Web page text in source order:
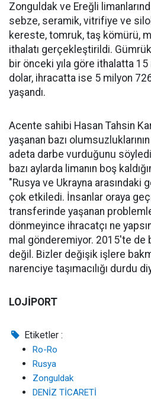
Zonguldak ve Ereğli
sebze, seramik, vitrifiye ve
kereste, tomruk, taş kömürü,
ithalatı gerçekleştirildi.
bir önceki yıla göre ithalatta
dolar, ihracatta ise 5 milyon
yaşandı.
Acente sahibi Hasan Tahsin
yaşanan bazı
adeta darbe vurduğunu
bazı aylarda limanın boş
"Rusya ve Ukrayna arasındaki
çok etkiledi. İnsanlar oraya
transferinde yaşanan
dönmeyince ihracatçı ne
mal gönderemiyor. 2015'te de
değil. Bizler değişik işlere
narenciye taşımacılığı durdu
LOJİPORT
Etiketler :
Ro-Ro
Rusya
Zonguldak
DENİZ TİCARETİ